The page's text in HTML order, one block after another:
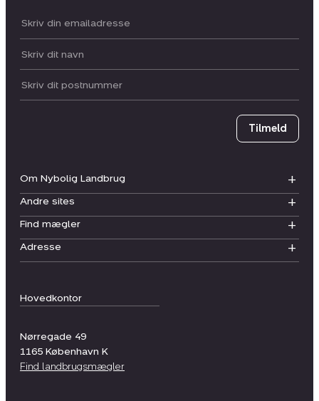
Hovedkontor
Nørregade 49
1165 København K
Find landbrugsmægler
Om Nybolig Landbrug
Andre sites
Find mægler
Adresse
Din email:
Dit navn:
Postnummer
Tilmeld